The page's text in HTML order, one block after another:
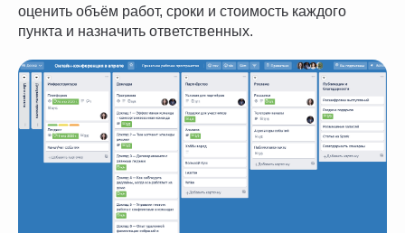
оценить объём работ, сроки и стоимость каждого
пункта и назначить ответственных.